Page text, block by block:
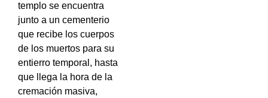
templo se encuentra
junto a un cementerio
que recibe los cuerpos
de los muertos para su
entierro temporal, hasta
que llega la hora de la
cremación masiva,